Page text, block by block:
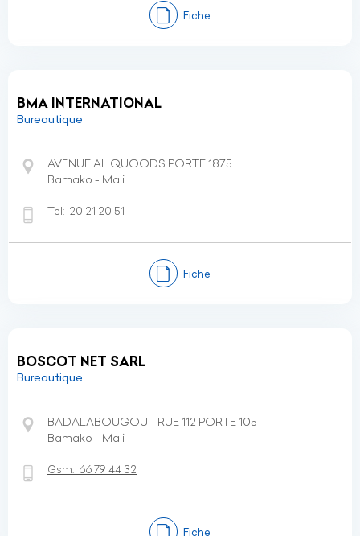
Fiche
BMA INTERNATIONAL
Bureautique
AVENUE AL QUOODS PORTE 1875
Bamako - Mali
Tel: 20 21 20 51
Fiche
BOSCOT NET SARL
Bureautique
BADALABOUGOU - RUE 112 PORTE 105
Bamako - Mali
Gsm: 66 79 44 32
Fiche